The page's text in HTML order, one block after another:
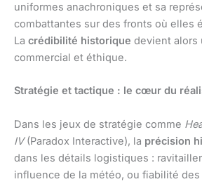
uniformes anachroniques et sa
combattantes sur des fronts où elles
La crédibilité historique devient alors
commercial et éthique.
Stratégie et tactique : le cœur du
Dans les jeux de stratégie comme
IV(Paradox Interactive), la précision
dans les détails logistiques :
influence de la météo, ou fiabilité des